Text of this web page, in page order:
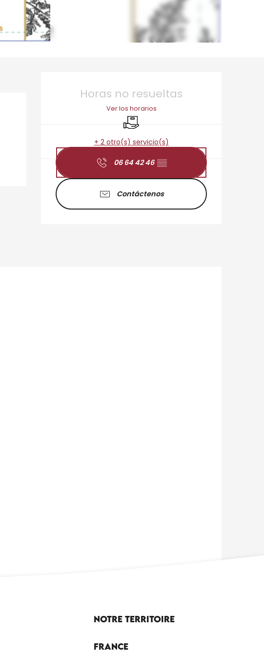
Horas no resueltas
Ver los horarios
Entrega
+ 2 otro(s) servicio(s)
06 64 42 46 ▒▒
Contáctenos
Notre territoire
France